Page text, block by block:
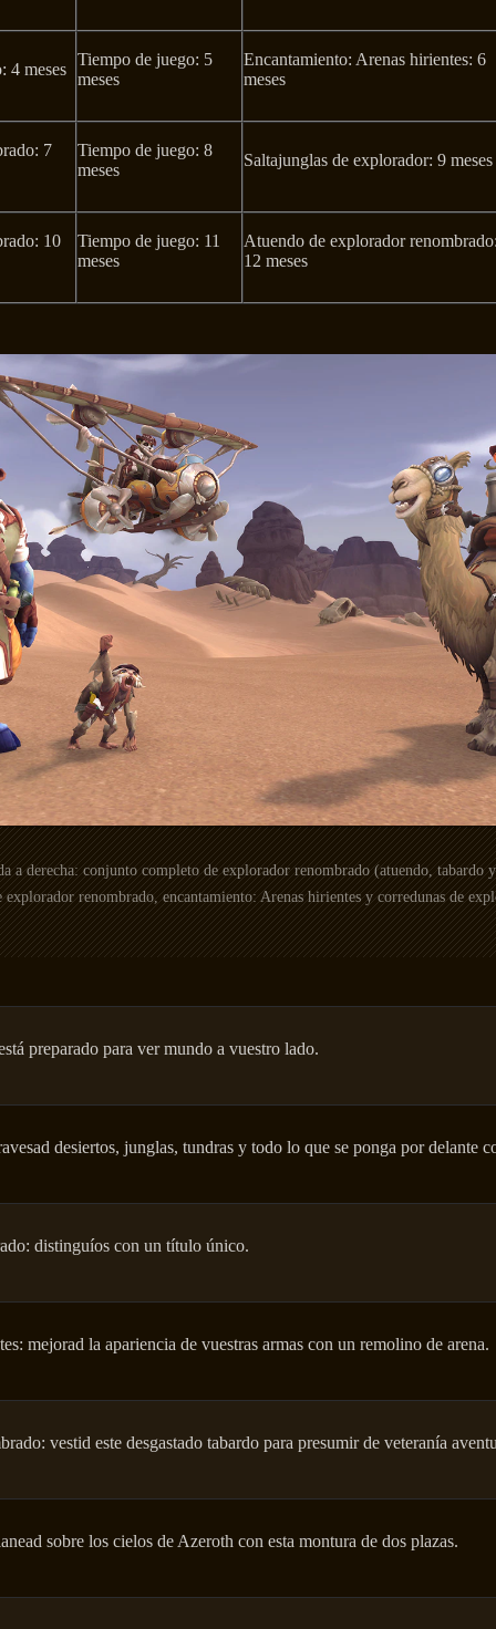
4 meses
Tiempo de juego: 5
meses
Encantamiento: Arenas hirientes: 6
meses
7
Tiempo de juego: 8
meses
Saltajunglas de explorador: 9 meses
10
Tiempo de juego: 11
meses
Atuendo de explorador
12 meses
a derecha: conjunto completo de explorador renombrado (atuendo,
explorador renombrado, encantamiento: Arenas hirientes y corredunas de
preparado para ver mundo a vuestro lado.
desiertos, junglas, tundras y todo lo que se ponga por delante
distinguíos con un título único.
mejorad la apariencia de vuestras armas con un remolino de arena.
vestid este desgastado tabardo para presumir de veteranía
sobre los cielos de Azeroth con esta montura de dos plazas.